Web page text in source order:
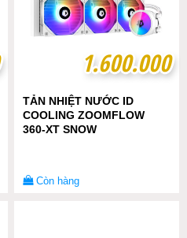
1.600.000
1.600.000
TẢN NHIỆT NƯỚC ID
COOLING ZOOMFLOW
360-XT SNOW
Còn hàng